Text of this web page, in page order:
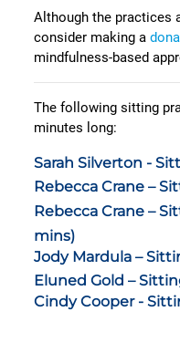
Although the practices
consider making a
mindfulness-based
The following sitting
minutes long:
Sarah Silverton -
Rebecca Crane –
Rebecca Crane –
mins)
Jody Mardula –
Eluned Gold –
Cindy Cooper -